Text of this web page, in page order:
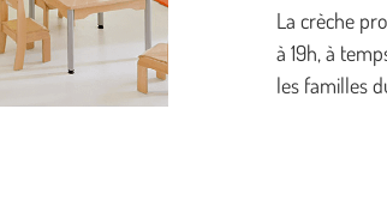
La crèche
à 19h, à
les familles